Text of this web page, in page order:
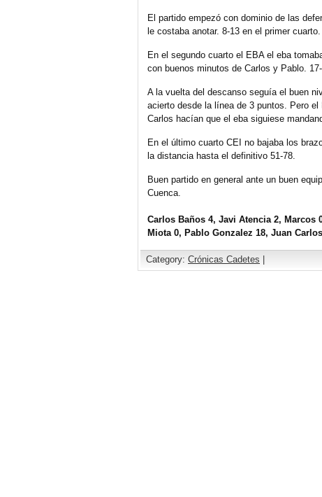
El partido empezó con dominio de las
le costaba anotar. 8-13 en el primer cuarto.
En el segundo cuarto el EBA el eba
con buenos minutos de Carlos y Pablo.
A la vuelta del descanso seguía el buen
acierto desde la línea de 3 puntos. Pero
Carlos hacían que el eba siguiese
En el último cuarto CEI no bajaba los
la distancia hasta el definitivo 51-78.
Buen partido en general ante un buen
Cuenca.
Carlos Baños 4, Javi Atencia 2, Marcos
Miota 0, Pablo Gonzalez 18, Juan
Category: Crónicas Cadetes